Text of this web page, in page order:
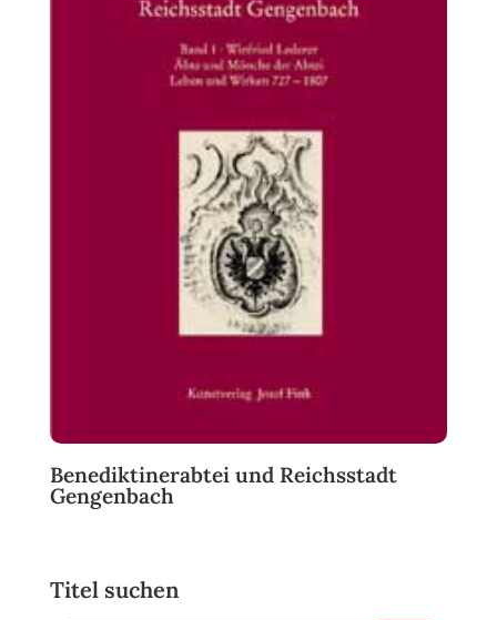
Benediktinerabtei und Reichsstadt
Gengenbach
Titel suchen